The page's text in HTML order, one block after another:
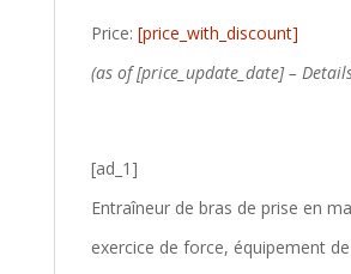
Price: [price_with_discount]
(as of [price_update_date] –
[ad_1]
Entraîneur de bras de prise en
exercice de force, équipement